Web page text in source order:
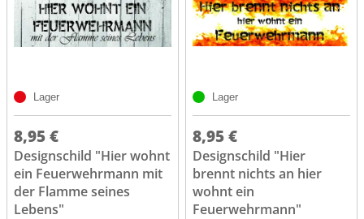
Lager
8,95 €
Designschild "Hier wohnt
ein Feuerwehrmann mit
der Flamme seines
Lebens"
Lager
8,95 €
Designschild "Hier
brennt nichts an hier
wohnt ein
Feuerwehrmann"